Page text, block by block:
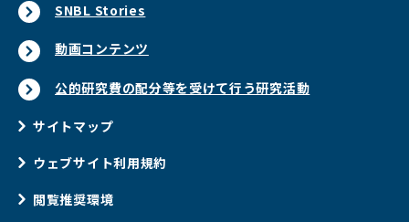
SNBL Stories
動画コンテンツ
公的研究費の配分等を受けて行う研究活動
サイトマップ
ウェブサイト利用規約
閲覧推奨環境